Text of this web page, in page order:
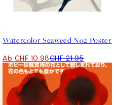
Watercolor Seaweed No2 Poster
Ab CHF 10.98CHF 21.95